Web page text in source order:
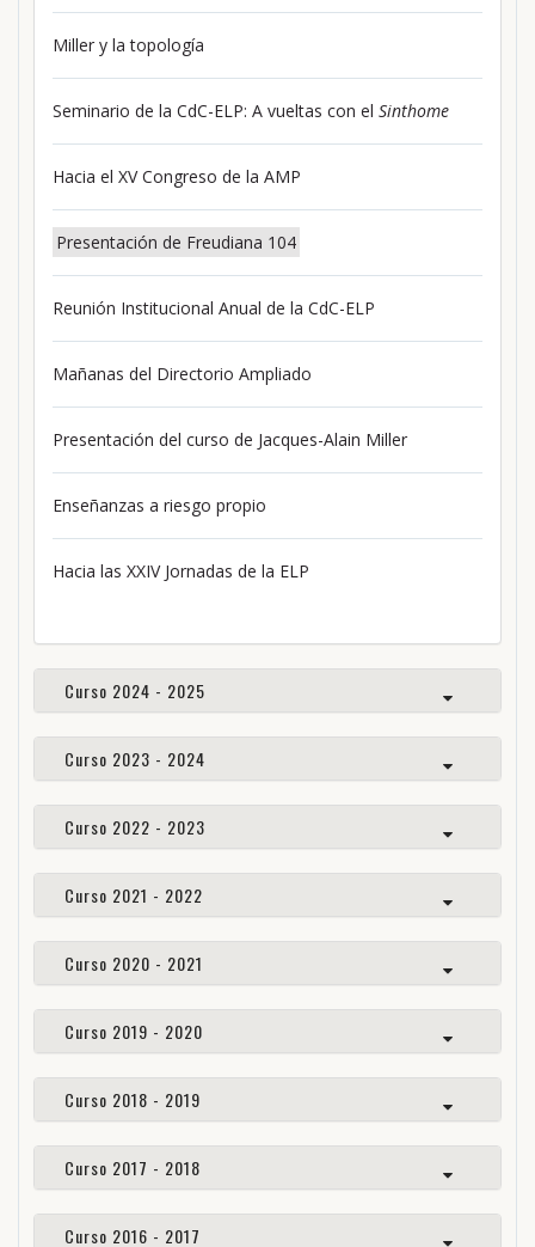
Miller y la topología
Seminario de la CdC-ELP: A vueltas con el Sinthome
Hacia el XV Congreso de la AMP
Presentación de Freudiana 104
Reunión Institucional Anual de la CdC-ELP
Mañanas del Directorio Ampliado
Presentación del curso de Jacques-Alain Miller
Enseñanzas a riesgo propio
Hacia las XXIV Jornadas de la ELP
Curso 2024 - 2025
Curso 2023 - 2024
Curso 2022 - 2023
Curso 2021 - 2022
Curso 2020 - 2021
Curso 2019 - 2020
Curso 2018 - 2019
Curso 2017 - 2018
Curso 2016 - 2017